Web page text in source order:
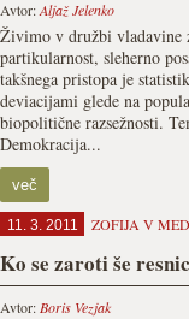
Avtor:Aljaž Jelenko
Živimo v družbi vladavine
partikularnost, sleherno
takšnega pristopa je
deviacijami glede na
biopolitične razsežnosti.
Demokracija...
več
11. 3. 2011 ZOFIJA V
Ko se zaroti še
Avtor: Boris Vezjak